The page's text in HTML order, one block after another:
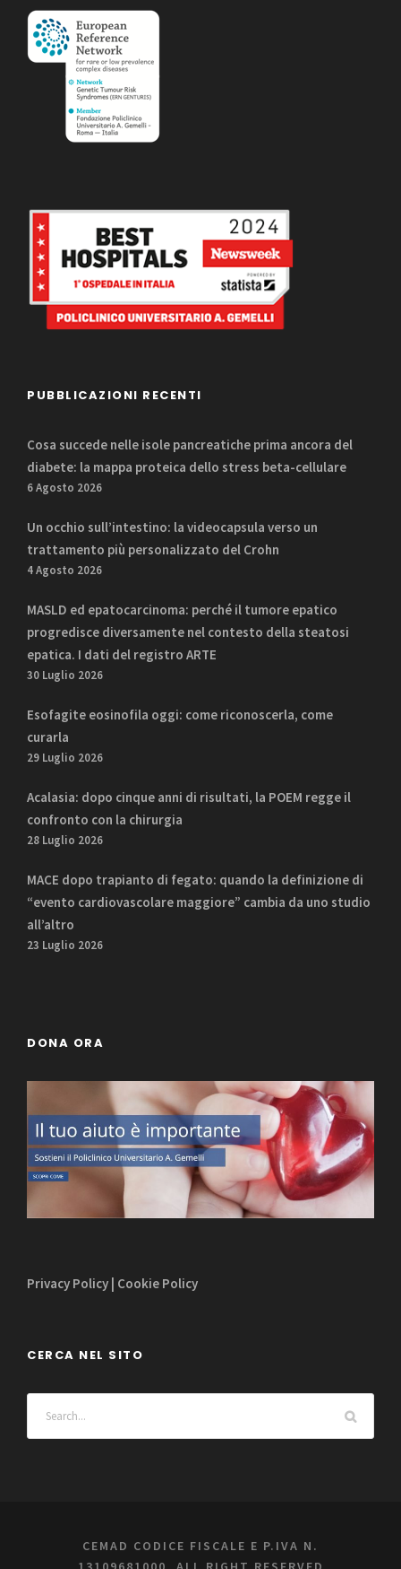
PUBBLICAZIONI RECENTI
Cosa succede nelle isole pancreatiche prima ancora del
diabete: la mappa proteica dello stress beta-cellulare
6 Agosto 2026
Un occhio sull’intestino: la videocapsula verso un
trattamento più personalizzato del Crohn
4 Agosto 2026
MASLD ed epatocarcinoma: perché il tumore epatico
progredisce diversamente nel contesto della steatosi
epatica. I dati del registro ARTE
30 Luglio 2026
Esofagite eosinofila oggi: come riconoscerla, come
curarla
29 Luglio 2026
Acalasia: dopo cinque anni di risultati, la POEM regge il
confronto con la chirurgia
28 Luglio 2026
MACE dopo trapianto di fegato: quando la definizione di
“evento cardiovascolare maggiore” cambia da uno studio
all’altro
23 Luglio 2026
DONA ORA
Privacy Policy Cookie Policy
CERCA NEL SITO
CEMAD CODICE FISCALE E P.IVA N.